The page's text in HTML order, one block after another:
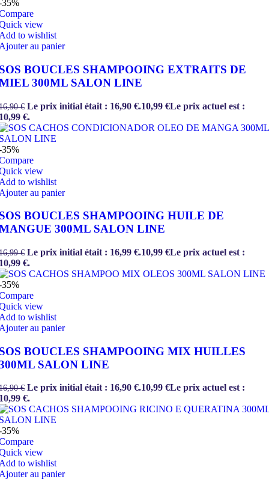
35%
view
to wishlist
au panier
BOUCLES SHAMPOOING EXTRAITS DE
300ML SALON LINE
€ Le prix initial était : 16,90 €.10,99 €Le prix actuel est :
€.
35%
view
to wishlist
au panier
BOUCLES SHAMPOOING HUILE DE
300ML SALON LINE
€ Le prix initial était : 16,99 €.10,99 €Le prix actuel est :
€.
35%
view
to wishlist
au panier
BOUCLES SHAMPOOING MIX HUILLES
SALON LINE
€ Le prix initial était : 16,90 €.10,99 €Le prix actuel est :
€.
35%
view
to wishlist
au panier